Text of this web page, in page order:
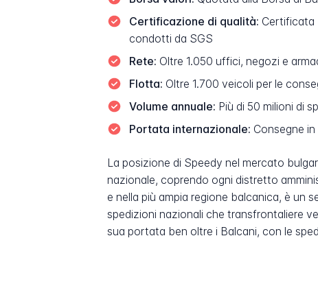
Certificazione di qualità: Certificata
condotti da SGS
Rete: Oltre 1.050 uffici, negozi e
Flotta: Oltre 1.700 veicoli per le
Volume annuale: Più di 50 milioni di
Portata internazionale: Consegne
La posizione di Speedy nel mercato
nazionale, coprendo ogni distretto
e nella più ampia regione balcanica, è un
spedizioni nazionali che transfrontaliere
sua portata ben oltre i Balcani, con le